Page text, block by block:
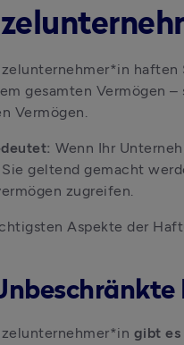
haften
gesamten Vermögen
Vermögen.
Wenn Ihr
geltend gemacht
zugreifen.
Aspekte der
gibt es